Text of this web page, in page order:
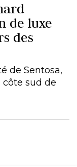
de luxe
des
de Sentosa,
sud de